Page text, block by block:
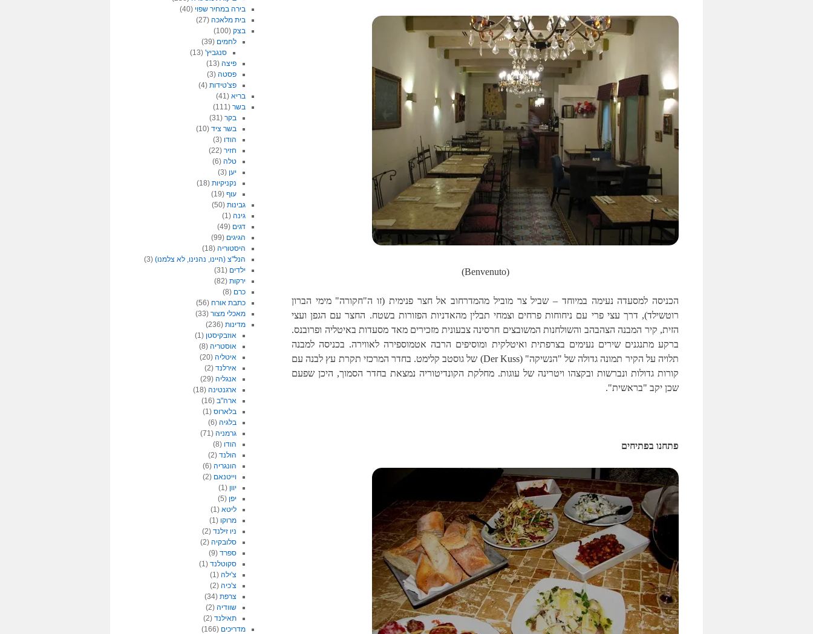
(Benvenuto)
הכניסה למסעדה נעימה במיוחד – שביל צר מוביל מהמדרחוב אל חצר פנימית (זו ה"חקורה" מימי הברון
רוטשילד), דרך עצי פרי עם ניחוחות פרחים וצמחי תבלין מהאדניות הפזורות בשטח. החצר עם הגפן ועצי
הזית, קיר המבנה הצהבהב והשולחנות המשובצים חרסינה צבעונית מזכירים מאד מסעדות באיטליה ופרובנס.
ברקע מתנגנים שירים נעימים בצרפתית ואיטלקית ומוסיפים הרבה אטמוספירה לאווירה. בכניסה למבנה
תלויה על הקיר תמונה גדולה של "הנשיקה" (Der Kuss) של גוסטב קלימט. בחדר המרכזי תקרת עץ לבנה עם
קורות גדולות ונברשות ובקצהו ויטרינה של עוגות. מחלקת הקונדיטוריה נמצאת בחדר הסמוך, היכן שפעם
שכן יקב "בראשית".
פתחנו בפתיחים
בירה במחיר שפוי (40)
בית מלאכה(27)
בצק(100)
לחמים (39)
סנגביץ'(13)
פיצה (13)
פסטה (3)
פצ'טידות (4)
בריא(41)
בשר(111)
בקר (31)
בשר ציד (10)
הודו (3)
חזיר (22)
טלה (6)
יען (3)
נקניקיות (18)
עוף (19)
גבינות(50)
גינה(1)
דגים (49)
הגיגים (99)
היסטוריה(18)
הנל"צ (היינו, נהנינו, לא צלמנו)(3)
ילדים (31)
ירקות(82)
כרם (8)
כתבת אורח (56)
מאכלי מצור(33)
מדינות(236)
אוזבקיסטן (1)
אוסטריה (8)
איטליה (20)
אירלנד (2)
אנגליה (29)
ארגנטינה (18)
ארה"ב (16)
בלארוס (1)
בלגיה (6)
גרמניה (71)
הודו (8)
הולנד (2)
הונגריה (6)
וייטנאם (2)
יוון (1)
יפן (5)
ליטא (1)
מרוקו (1)
ניו זילנד (2)
סלובקיה (2)
ספרד (9)
סקוטלנד (1)
צ'ילה (1)
צ'כיה (2)
צרפת (34)
שוודיה (2)
תאילנד (2)
מדריכים (166)